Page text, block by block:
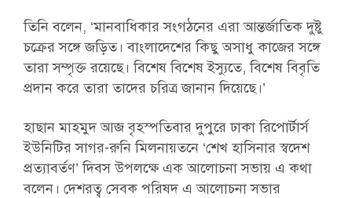
তিনি বলেন, ‘মানবাধিকার সংগঠনের এরা আন্তর্জাতিক দুষ্টু
চক্রের সঙ্গে জড়িত। বাংলাদেশের কিছু অসাধু কাজের সঙ্গে
তারা সম্পৃক্ত রয়েছে। বিশেষ বিশেষ ইস্যুতে, বিশেষ বিবৃতি
প্রদান করে তারা তাদের চরিত্র জানান দিয়েছে।’
হাছান মাহমুদ আজ বৃহস্পতিবার দুপুরে ঢাকা রিপোর্টার্স
ইউনিটির সাগর-রুনি মিলনায়তনে ‘শেখ হাসিনার স্বদেশ
প্রত্যাবর্তণ’ দিবস উপলক্ষে এক আলোচনা সভায় এ কথা
বলেন। দেশরত্ব সেবক পরিষদ এ আলোচনা সভার